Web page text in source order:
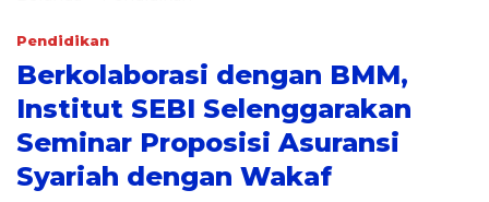
Pendidikan
Berkolaborasi dengan BMM,
Institut SEBI Selenggarakan
Seminar Proposisi Asuransi
Syariah dengan Wakaf